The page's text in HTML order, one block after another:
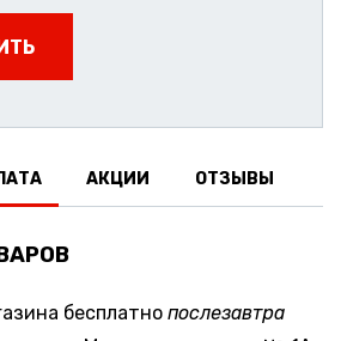
АКЦИИ ОТЗЫВЫ
бесплатно послезавтра